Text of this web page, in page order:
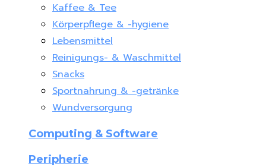
Kaffee & Tee
Körperpflege & -hygiene
Lebensmittel
Reinigungs- & Waschmittel
Snacks
Sportnahrung & -getränke
Wundversorgung
Computing & Software
Peripherie